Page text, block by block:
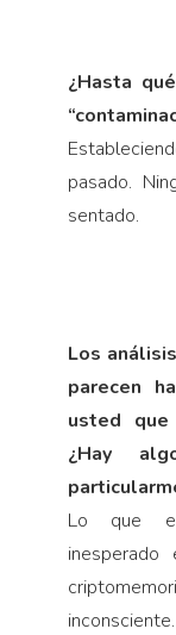
¿Hasta
pasado.
sentado.
Los
parecen
usted
¿Hay
Lo que
inconsciente.